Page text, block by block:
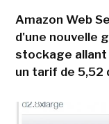
Amazon Web
d'une nouvelle
stockage allant
un tarif de 5,52